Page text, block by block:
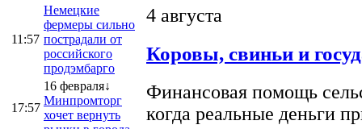
11:57
Немецкие
фермеры сильно
пострадали от
российского
продэмбарго
17:57
16 февраля↓
Минпромторг
хочет вернуть
4 августа
Коровы, свиньи и
Финансовая помощь
когда реальные деньги